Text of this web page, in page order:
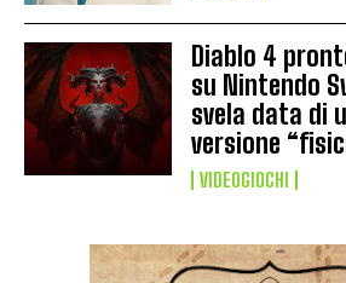
Diablo 4
su Nintendo
svela data di
versione
VIDEOGIOCHI